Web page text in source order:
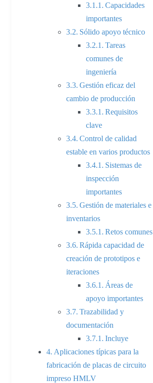
Capacidades
importantes
Sólido apoyo técnico
Tareas
comunes de
ingeniería
Gestión eficaz del
cambio de producción
Requisitos
clave
Control de calidad
estable en varios productos
Sistemas de
inspección
importantes
Gestión de materiales e
inventarios
Retos comunes
Rápida capacidad de
creación de prototipos e
iteraciones
Áreas de
apoyo importantes
Trazabilidad y
documentación
Incluye
Aplicaciones típicas para la
fabricación de placas de circuito
impreso HMLV